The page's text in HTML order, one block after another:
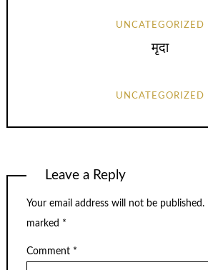
UNCATEGORIZED
मृदा
UNCATEGORIZED
Leave a Reply
Your email address will not be published.
marked *
Comment *